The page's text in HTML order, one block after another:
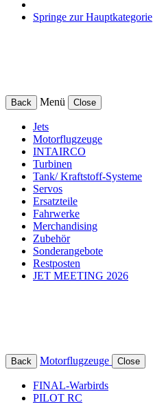
Springe zur Hauptkategorie
Back Menü Close
Jets
Motorflugzeuge
INTAIRCO
Turbinen
Tank/ Kraftstoff-Systeme
Servos
Ersatzteile
Fahrwerke
Merchandising
Zubehör
Sonderangebote
Restposten
JET MEETING 2026
Back Motorflugzeuge Close
FINAL-Warbirds
PILOT RC